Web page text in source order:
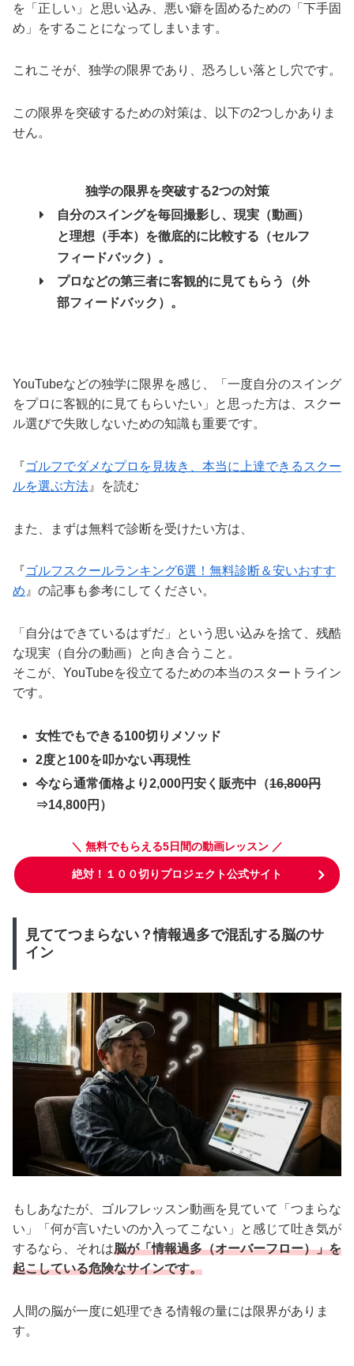
を「正しい」と思い込み、悪い癖を固めるための「下手固
め」をすることになってしまいます。
これこそが、独学の限界であり、恐ろしい落とし穴です。
この限界を突破するための対策は、以下の2つしかありま
せん。
独学の限界を突破する2つの対策
自分のスイングを毎回撮影し、現実（動画）
と理想（手本）を徹底的に比較する（セルフ
フィードバック）。
プロなどの第三者に客観的に見てもらう（外
部フィードバック）。
YouTubeなどの独学に限界を感じ、「一度自分のスイング
をプロに客観的に見てもらいたい」と思った方は、スクー
ル選びで失敗しないための知識も重要です。
『ゴルフでダメなプロを見抜き、本当に上達できるスクー
ルを選ぶ方法 』を読む
また、まずは無料で診断を受けたい方は、
『ゴルフスクールランキング6選！無料診断＆安いおすす
め 』の記事も参考にしてください。
「自分はできているはずだ」という思い込みを捨て、残酷
な現実（自分の動画）と向き合うこと。
そこが、YouTubeを役立てるための本当のスタートライン
です。
女性でもできる100切りメソッド
2度と100を叩かない再現性
今なら通常価格より2,000円安く販売中（16,800円
⇒14,800円）
＼ 無料でもらえる5日間の動画レッスン ／
絶対！１００切りプロジェクト公式サイト
見ててつまらない？情報過多で混乱する脳のサ
イン
もしあなたが、ゴルフレッスン動画を見ていて「つまらな
い」「何が言いたいのか入ってこない」と感じて吐き気が
するなら、それは脳が「情報過多（オーバーフロー）」を
起こしている危険なサインです。
人間の脳が一度に処理できる情報の量には限界がありま
す。